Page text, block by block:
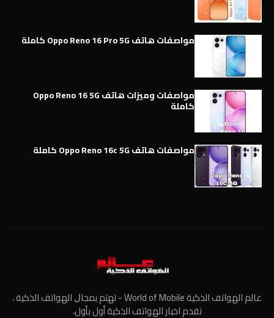
مواصفات هاتف Oppo Reno 16 Pro 5G كاملة
مواصفات وميزات هاتف Oppo Reno 16 5G
كاملة
مواصفات هاتف Oppo Reno 16c 5G كاملة
عالم الهواتف الذكية World of Mobile - ﺗﻬﺘﻢ ﺑﻤﺠﺎﻝ الهواتف الذكية ،
تقدم اخبار الهواتف الذكية أول بأول،